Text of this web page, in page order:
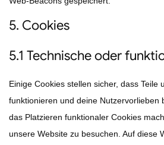
5. Cookies
5.1 Technische oder
Einige Cookies stellen sicher, dass Teile
funktionieren und deine Nutzervorlieben
das Platzieren funktionaler Cookies
unsere Website zu besuchen. Auf diese